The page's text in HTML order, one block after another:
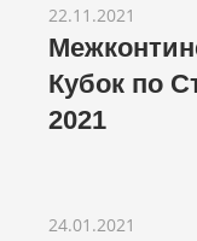
22.11.2021
Кубок по
2021
24.01.2021